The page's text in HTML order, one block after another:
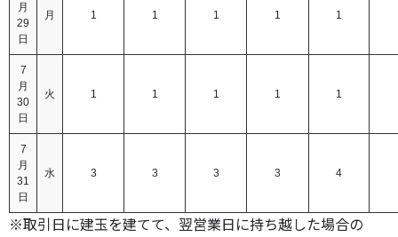
月
29
日
月 1 1 1 1 1
7
月
30
日
火 1 1 1 1 1
7
月
31
日
水 3 3 3 3 4
※取引日に建玉を建てて、翌営業日に持ち越した場合の